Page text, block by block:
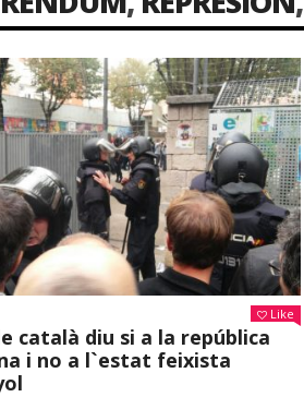
Like
català diu si a la república
i no a l`estat feixista